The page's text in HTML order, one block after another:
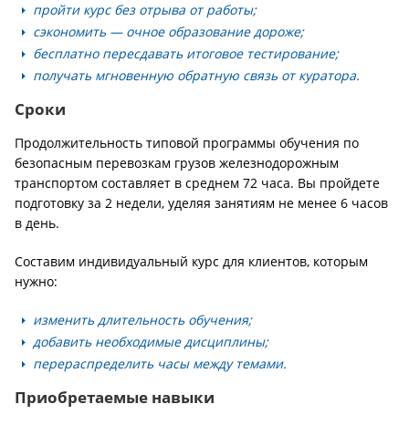
пройти курс без отрыва от работы;
сэкономить — очное образование дороже;
бесплатно пересдавать итоговое тестирование;
получать мгновенную обратную связь от куратора.
Сроки
Продолжительность типовой программы обучения по
безопасным перевозкам грузов железнодорожным
транспортом составляет в среднем 72 часа. Вы пройдете
подготовку за 2 недели, уделяя занятиям не менее 6 часов
в день.
Составим индивидуальный курс для клиентов, которым
нужно:
изменить длительность обучения;
добавить необходимые дисциплины;
перераспределить часы между темами.
Приобретаемые навыки